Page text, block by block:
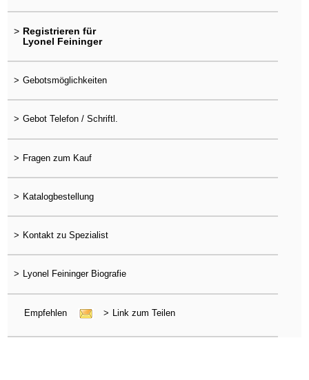
> Registrieren für
Lyonel Feininger
> Gebotsmöglichkeiten
> Gebot Telefon / Schriftl.
> Fragen zum Kauf
> Katalogbestellung
> Kontakt zu Spezialist
> Lyonel Feininger Biografie
Empfehlen > Link zum Teilen